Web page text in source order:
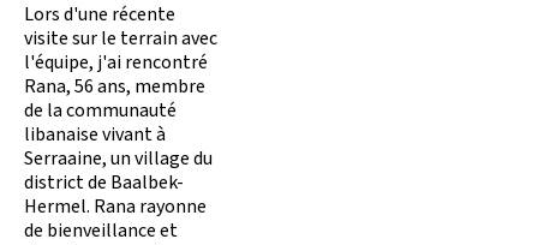
Lors d'une récente
visite sur le terrain avec
l'équipe, j'ai rencontré
Rana, 56 ans, membre
de la communauté
libanaise vivant à
Serraaine, un village du
district de Baalbek-
Hermel. Rana rayonne
de bienveillance et